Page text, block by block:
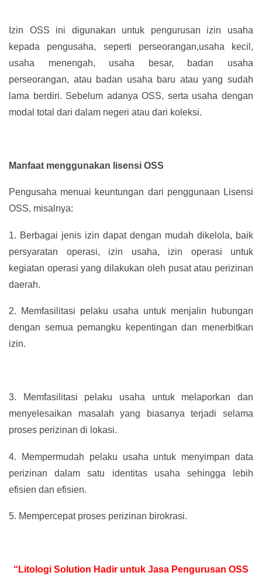
Izin OSS ini digunakan untuk pengurusan izin usaha
kepada pengusaha, seperti perseorangan,usaha kecil,
usaha menengah, usaha besar, badan usaha
perseorangan, atau badan usaha baru atau yang sudah
lama berdiri. Sebelum adanya OSS, serta usaha dengan
modal total dari dalam negeri atau dari koleksi.
Manfaat menggunakan lisensi OSS
Pengusaha menuai keuntungan dari penggunaan Lisensi
OSS, misalnya:
1. Berbagai jenis izin dapat dengan mudah dikelola, baik
persyaratan operasi, izin usaha, izin operasi untuk
kegiatan operasi yang dilakukan oleh pusat atau perizinan
daerah.
2.
Memfasilitasi pelaku usaha untuk menjalin hubungan
dengan semua pemangku kepentingan dan menerbitkan
izin.
3.
Memfasilitasi pelaku usaha untuk melaporkan dan
menyelesaikan masalah yang biasanya terjadi selama
proses perizinan di lokasi.
4.
Mempermudah pelaku usaha untuk menyimpan data
perizinan dalam satu identitas usaha sehingga lebih
efisien dan efisien.
5. Mempercepat proses perizinan birokrasi.
“Litologi Solution Hadir untuk Jasa Pengurusan OSS